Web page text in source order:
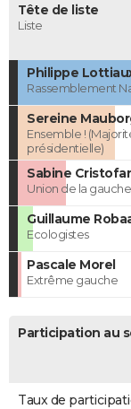
Tête de liste
Liste
Philippe
Rassemblement
Sereine
Ensemble !
présidentielle)
Sabine
Union de la gauche
Guillaume
Ecologistes
Pascale Morel
Extrême gauche
Participation au
Taux de